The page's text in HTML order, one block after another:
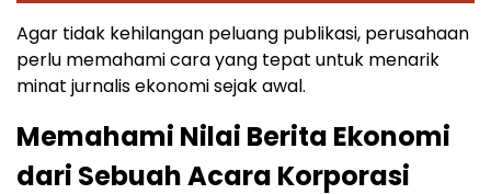
Agar tidak kehilangan peluang publikasi, perusahaan
perlu memahami cara yang tepat untuk menarik
minat jurnalis ekonomi sejak awal.
Memahami Nilai Berita Ekonomi
dari Sebuah Acara Korporasi